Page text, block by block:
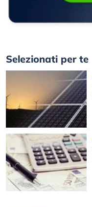
Selezionati per te